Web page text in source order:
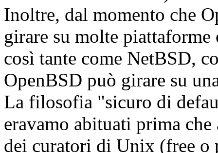
Inoltre, dal momento che
girare su molte
così tante come NetBSD,
OpenBSD può girare su
La filosofia "sicuro di
eravamo abituati prima
dei curatori di Unix (free o